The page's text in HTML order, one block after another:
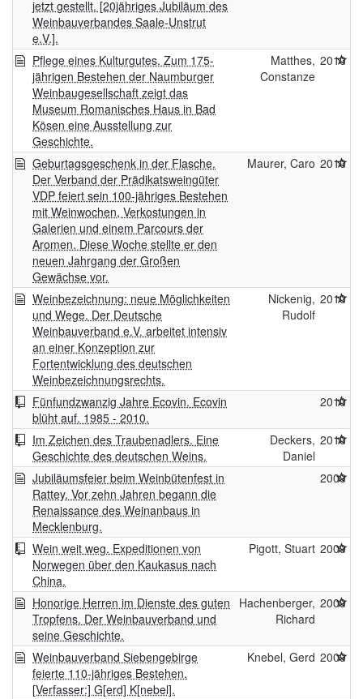
jetzt gestellt. [20jähriges Jubiläum des
Weinbauverbandes Saale-Unstrut
e.V.].
Pflege eines Kulturgutes. Zum 175-
jährigen Bestehen der Naumburger
Weinbaugesellschaft zeigt das
Museum Romanisches Haus in Bad
Kösen eine Ausstellung zur
Geschichte.
Matthes,
Constanze
2010
Geburtagsgeschenk in der Flasche.
Der Verband der Prädikatsweingüter
VDP feiert sein 100-jähriges Bestehen
mit Weinwochen, Verkostungen in
Galerien und einem Parcours der
Aromen. Diese Woche stellte er den
neuen Jahrgang der Großen
Gewächse vor.
Maurer, Caro 2010
Weinbezeichnung: neue Möglichkeiten
und Wege. Der Deutsche
Weinbauverband e.V. arbeitet intensiv
an einer Konzeption zur
Fortentwicklung des deutschen
Weinbezeichnungsrechts.
Nickenig,
Rudolf
2010
Fünfundzwanzig Jahre Ecovin. Ecovin
blüht auf. 1985 - 2010.
2010
Im Zeichen des Traubenadlers. Eine
Geschichte des deutschen Weins.
Deckers,
Daniel
2010
Jubiläumsfeier beim Weinbütenfest in
Rattey. Vor zehn Jahren begann die
Renaissance des Weinanbaus in
Mecklenburg.
2009
Wein weit weg. Expeditionen von
Norwegen über den Kaukasus nach
China.
Pigott, Stuart 2009
Honorige Herren im Dienste des guten
Tropfens. Der Weinbauverband und
seine Geschichte.
Hachenberger,
Richard
2009
Weinbauverband Siebengebirge
feierte 110-jähriges Bestehen.
[Verfasser:] G[erd] K[nebel].
Knebel, Gerd 2009